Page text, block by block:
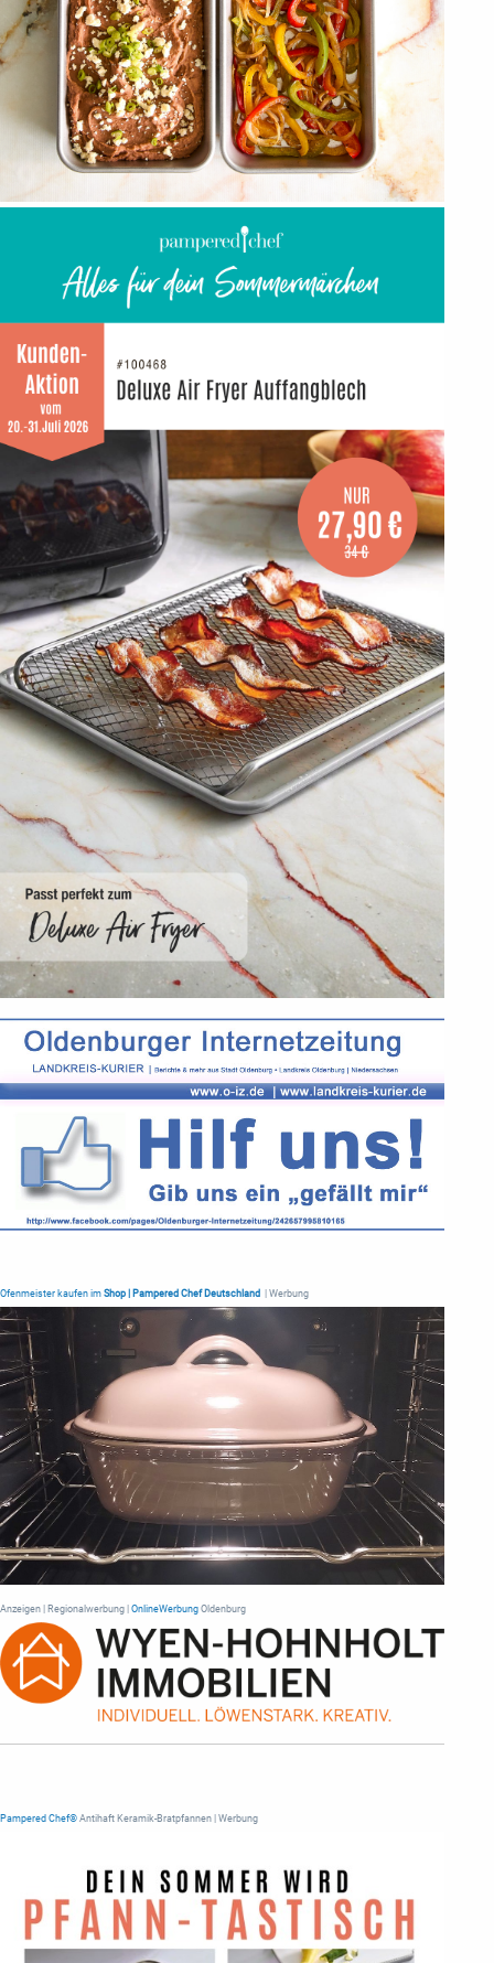
Ofenmeister kaufen im Shop | Pampered Chef Deutschland | Werbung
Anzeigen | Regionalwerbung | OnlineWerbung Oldenburg
Pampered Chef® Antihaft Keramik-Bratpfannen | Werbung